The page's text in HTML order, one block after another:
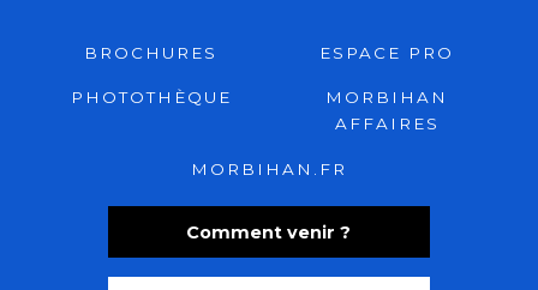
Comment venir ?
BROCHURES ESPACE PRO
PHOTOTHÈQUE
MORBIHAN
AFFAIRES
MORBIHAN.FR